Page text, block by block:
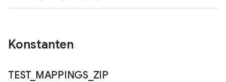
Konstanten
TEST_ MAPPINGS_ ZIP